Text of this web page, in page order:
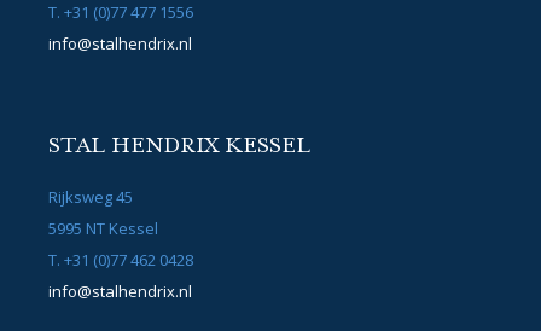
T. +31 (0)77 477 1556
info@stalhendrix.nl
STAL HENDRIX KESSEL
Rijksweg 45
5995 NT Kessel
T. +31 (0)77 462 0428
info@stalhendrix.nl